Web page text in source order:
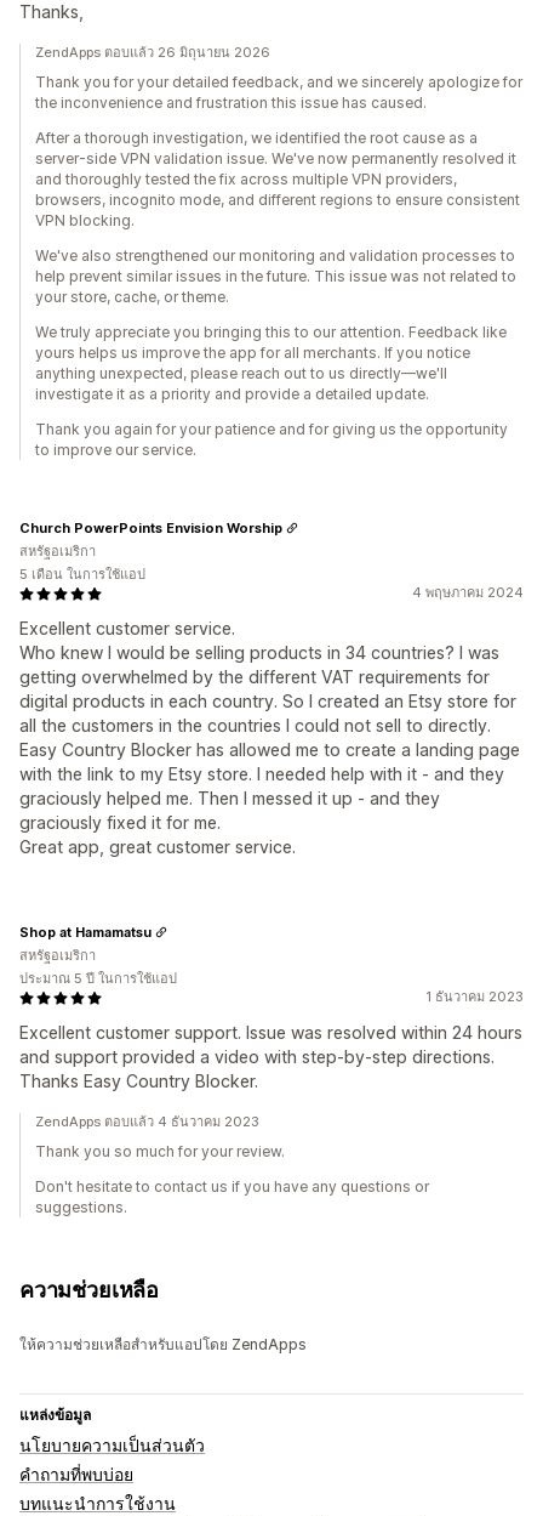
Thanks,
ZendApps ตอบแล้ว 26 มิถุนายน 2026
Thank you for your detailed feedback, and we sincerely apologize for
the inconvenience and frustration this issue has caused.
After a thorough investigation, we identified the root cause as a
server-side VPN validation issue. We've now permanently resolved it
and thoroughly tested the fix across multiple VPN providers,
browsers, incognito mode, and different regions to ensure consistent
VPN blocking.
We've also strengthened our monitoring and validation processes to
help prevent similar issues in the future. This issue was not related to
your store, cache, or theme.
We truly appreciate you bringing this to our attention. Feedback like
yours helps us improve the app for all merchants. If you notice
anything unexpected, please reach out to us directly—we'll
investigate it as a priority and provide a detailed update.
Thank you again for your patience and for giving us the opportunity
to improve our service.
4 พฤษภาคม 2024
Excellent customer service.
Who knew I would be selling products in 34 countries? I was
getting overwhelmed by the different VAT requirements for
digital products in each country. So I created an Etsy store for
all the customers in the countries I could not sell to directly.
Easy Country Blocker has allowed me to create a landing page
with the link to my Etsy store. I needed help with it - and they
graciously helped me. Then I messed it up - and they
graciously fixed it for me.
Great app, great customer service.
Church PowerPoints Envision Worship
สหรัฐอเมริกา
5 เดือน ในการใช้แอป
1 ธันวาคม 2023
Excellent customer support. Issue was resolved within 24 hours
and support provided a video with step-by-step directions.
Thanks Easy Country Blocker.
Shop at Hamamatsu
สหรัฐอเมริกา
ประมาณ 5 ปี ในการใช้แอป
ZendApps ตอบแล้ว 4 ธันวาคม 2023
Thank you so much for your review.
Don't hesitate to contact us if you have any questions or
suggestions.
ความช่วยเหลือ
ให้ความช่วยเหลือสำหรับแอปโดย ZendApps
แหล่งข้อมูล
นโยบายความเป็นส่วนตัว
คำถามที่พบบ่อย
บทแนะนำการใช้งาน